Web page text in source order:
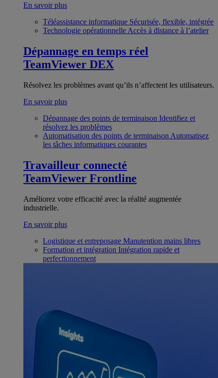
En savoir plus
Téléassistance informatique Sécurisée, flexible, intégrée
Technologie opérationnelle Accès à distance à l’atelier
Dépannage en temps réel
TeamViewer DEX
Résolvez les problèmes avant qu’ils n’affectent les utilisateurs.
En savoir plus
Dépannage des points de terminaison Identifiez et
résolvez les problèmes
Automatisation des points de terminaison Automatisez
les tâches informatiques courantes
Travailleur connecté
TeamViewer Frontline
Améliorez votre efficacité avec la réalité augmentée
industrielle.
En savoir plus
Logistique et entreposage Manutention mains libres
Formation et intégration Intégration rapide et
perfectionnement